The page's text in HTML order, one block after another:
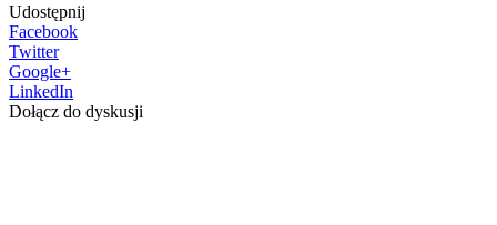
Udostępnij
Facebook
Twitter
Google+
LinkedIn
Dołącz do dyskusji